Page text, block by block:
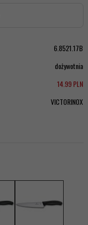
6.8521.17B
dożywotnia
14.99 PLN
VICTORINOX